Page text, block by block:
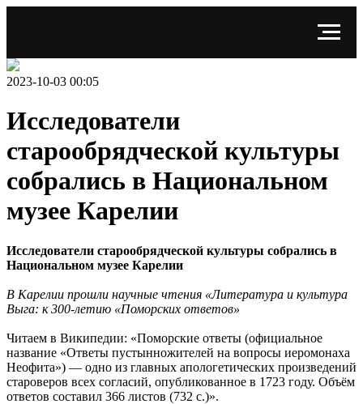
2023-10-03 00:05
Исследователи
старообрядческой культуры
собрались в Национальном
музее Карелии
Исследователи старообрядческой культуры собрались в
Национальном музее Карелии
В Карелии прошли научные чтения «Литература и культура
Выга: к 300-летию «Поморских ответов»
Читаем в Википедии: «Поморские ответы (официальное
название «Ответы пустынножителей на вопросы иеромонаха
Неофита») — одно из главных апологетических произведений
староверов всех согласий, опубликованное в 1723 году. Объём
ответов составил 366 листов (732 с.)».